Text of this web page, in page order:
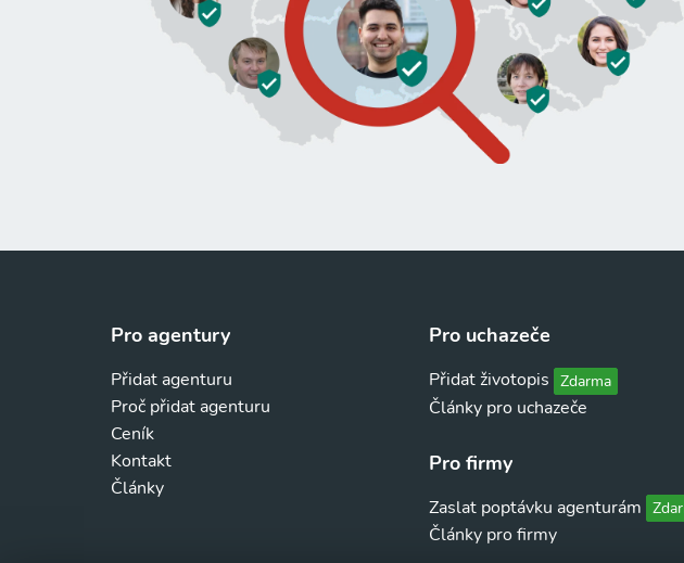
Pro agentury
Přidat agenturu
Proč přidat agenturu
Ceník
Kontakt
Články
Pro uchazeče
Přidat životopis Zdarma
Články pro uchazeče
Pro firmy
Zaslat poptávku agenturám
Články pro firmy